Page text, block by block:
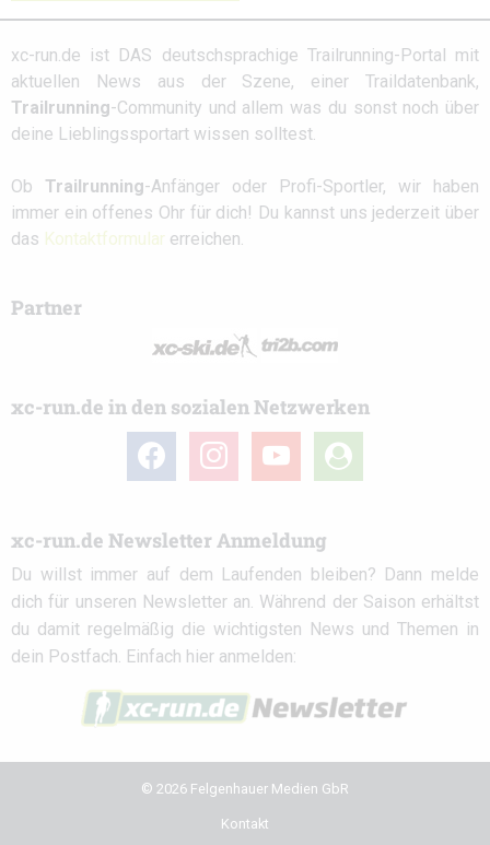
xc-run.de ist DAS deutschsprachige Trailrunning-Portal mit
aktuellen News aus der Szene, einer Traildatenbank,
Trailrunning-Community und allem was du sonst noch über
deine Lieblingssportart wissen solltest.
Ob Trailrunning-Anfänger oder Profi-Sportler, wir haben
immer ein offenes Ohr für dich! Du kannst uns jederzeit über
das Kontaktformular erreichen.
Partner
xc-run.de in den sozialen Netzwerken
facebook instagramyoutube
user-
circle
xc-run.de Newsletter Anmeldung
Du willst immer auf dem Laufenden bleiben? Dann melde
dich für unseren Newsletter an. Während der Saison erhältst
du damit regelmäßig die wichtigsten News und Themen in
dein Postfach. Einfach hier anmelden:
© 2026 Felgenhauer Medien GbR
Kontakt